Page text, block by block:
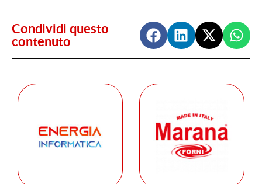
Condividi questo
contenuto